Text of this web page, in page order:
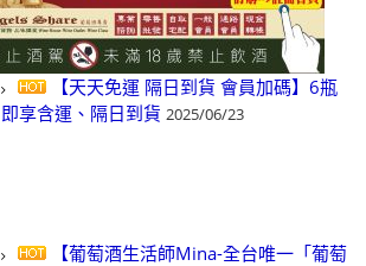
【天天免運 隔日到貨 會員加碼】6瓶
即享含運、隔日到貨 2025/06/23
【葡萄酒生活師Mina-全台唯一「葡萄